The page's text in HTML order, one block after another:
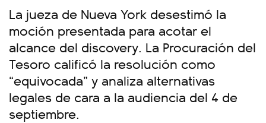
La jueza de Nueva York desestimó la
moción presentada para acotar el
alcance del discovery. La Procuración del
Tesoro calificó la resolución como
“equivocada” y analiza alternativas
legales de cara a la audiencia del 4 de
septiembre.